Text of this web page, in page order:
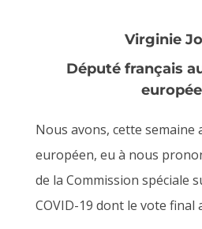
Virginie
Député français
Nous avons, cette semaine
européen, eu à nous
de la Commission spéciale
COVID-19 dont le vote final